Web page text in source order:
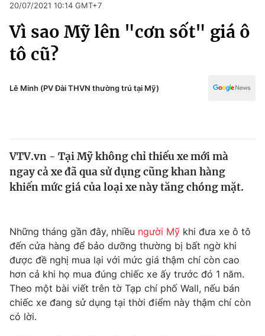
Chuyên mục
Chính trị
Thế giới
Thế giới đó đây
Câu chuyện quốc tế
Tài chính
Thị trường
Góc doanh nghiệp
Dữ liệu và đời sống
Truyền hình
Phim VTV
Giải trí
Pháp luật
Kinh tế
Thể thao
Truyền hình
Y tế
20/07/2021 10:14 GMT+7
Vì sao Mỹ lên "cơn sốt" giá ô
tô cũ?
Lê Minh (PV Đài THVN thường trú tại Mỹ)
VTV.vn - Tại Mỹ không chỉ thiếu xe mới mà
ngay cả xe đã qua sử dụng cũng khan hàng
khiến mức giá của loại xe này tăng chóng mặt.
Những tháng gần đây, nhiều người Mỹ khi đưa xe ô tô
đến cửa hàng để bảo dưỡng thường bị bất ngờ khi
được đề nghị mua lại với mức giá thậm chí còn cao
hơn cả khi họ mua đúng chiếc xe ấy trước đó 1 năm.
Theo một bài viết trên tờ Tạp chí phố Wall, nếu bán
chiếc xe đang sử dụng tại thời điểm này thậm chí còn
có lời.